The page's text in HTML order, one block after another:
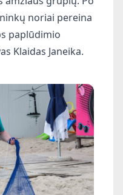
noriai pereina
paplūdimio
Klaidas Janeika.